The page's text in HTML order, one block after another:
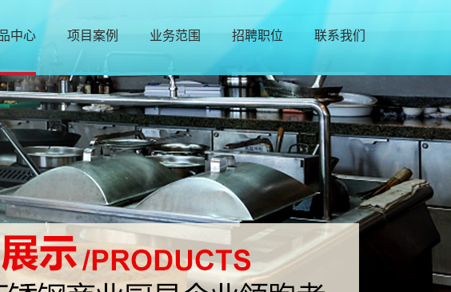
中心 项目案例 业务范围 招聘职位 联系我们